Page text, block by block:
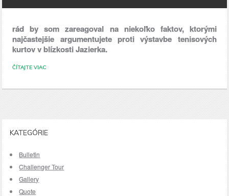
rád by som zareagoval na niekoľko faktov, ktorými
najčastejšie argumentujete proti výstavbe tenisových
kurtov v blízkosti Jazierka.
ČÍTAJTE VIAC
KATEGÓRIE
Bulletin
Challenger Tour
Gallery
Quote